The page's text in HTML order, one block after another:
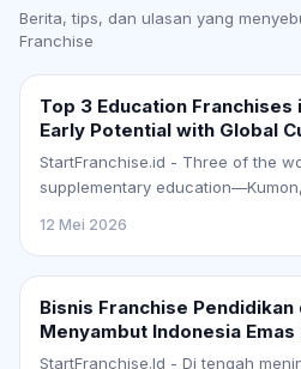
Berita, tips, dan ulasan yang
Franchise
Top 3 Education Franchises
Early Potential with Global
#Startfranchise
StartFranchise.id - Three of the
supplementary
12 Mei 2026
Bisnis Franchise Pendidikan
Menyambut Indonesia
#StartFranchise
StartFranchise.Id - Di tengah